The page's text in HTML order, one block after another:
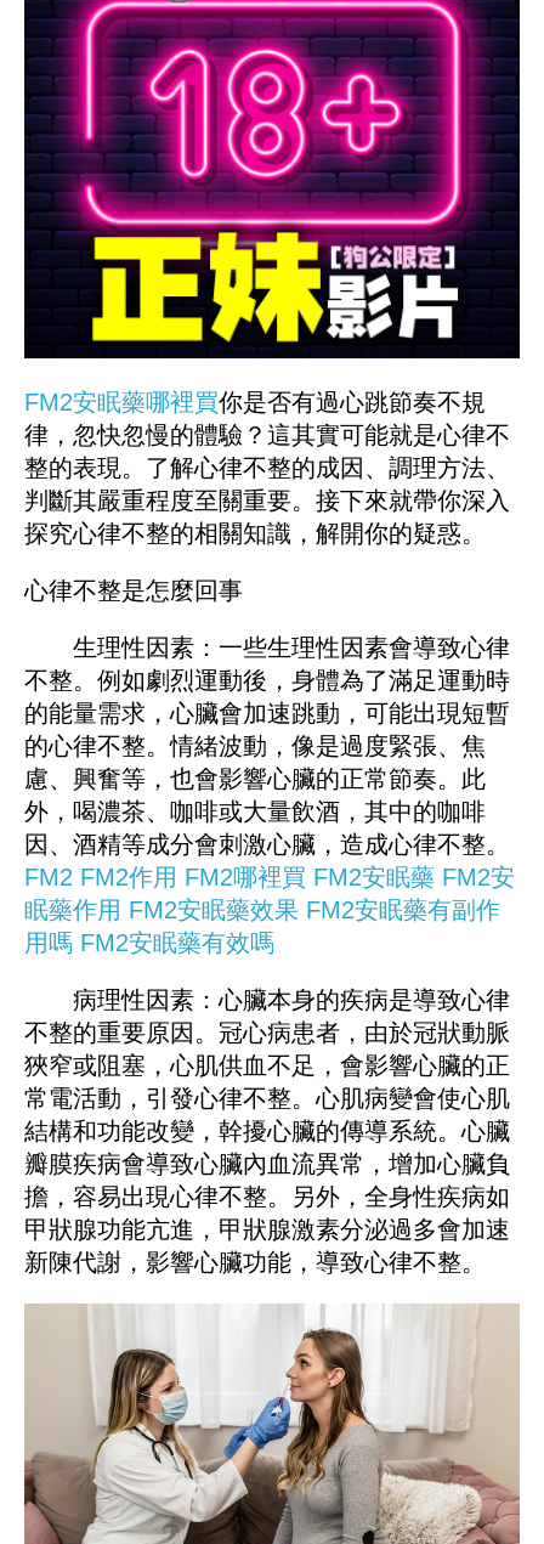
FM2安眠藥哪裡買你是否有過心跳節奏不規
律，忽快忽慢的體驗？這其實可能就是心律不
整的表現。了解心律不整的成因、調理方法、
判斷其嚴重程度至關重要。接下來就帶你深入
探究心律不整的相關知識，解開你的疑惑。
心律不整是怎麼回事
生理性因素：一些生理性因素會導致心律
不整。例如劇烈運動後，身體為了滿足運動時
的能量需求，心臟會加速跳動，可能出現短暫
的心律不整。情緒波動，像是過度緊張、焦
慮、興奮等，也會影響心臟的正常節奏。此
外，喝濃茶、咖啡或大量飲酒，其中的咖啡
因、酒精等成分會刺激心臟，造成心律不整。
FM2 FM2作用 FM2哪裡買 FM2安眠藥 FM2安
眠藥作用 FM2安眠藥效果 FM2安眠藥有副作
用嗎 FM2安眠藥有效嗎
病理性因素：心臟本身的疾病是導致心律
不整的重要原因。冠心病患者，由於冠狀動脈
狹窄或阻塞，心肌供血不足，會影響心臟的正
常電活動，引發心律不整。心肌病變會使心肌
結構和功能改變，幹擾心臟的傳導系統。心臟
瓣膜疾病會導致心臟內血流異常，增加心臟負
擔，容易出現心律不整。另外，全身性疾病如
甲狀腺功能亢進，甲狀腺激素分泌過多會加速
新陳代謝，影響心臟功能，導致心律不整。